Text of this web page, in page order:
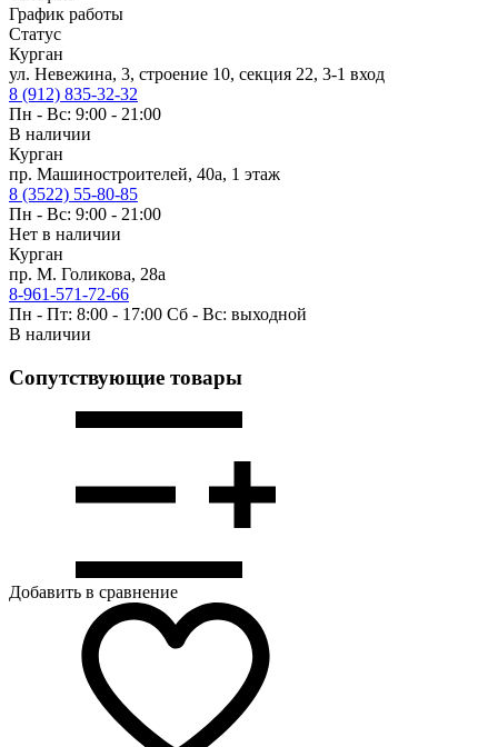
График работы
Статус
Курган
ул. Невежина, 3, строение 10, секция 22, 3-1 вход
8 (912) 835-32-32
Пн - Вс: 9:00 - 21:00
В наличии
Курган
пр. Машиностроителей, 40а, 1 этаж
8 (3522) 55-80-85
Пн - Вс: 9:00 - 21:00
Нет в наличии
Курган
пр. М. Голикова, 28а
8-961-571-72-66
Пн - Пт: 8:00 - 17:00 Сб - Вс: выходной
В наличии
Сопутствующие товары
Добавить в сравнение